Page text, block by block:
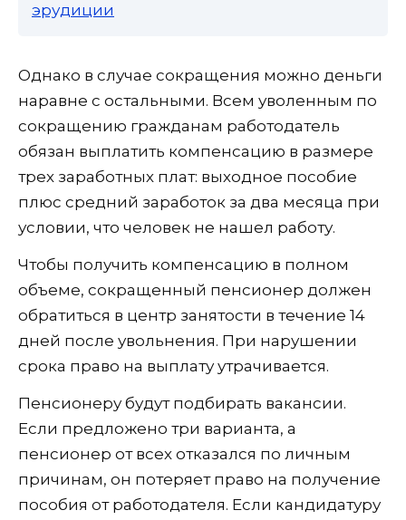
эрудиции
Однако в случае сокращения можно деньги
наравне с остальными. Всем уволенным по
сокращению гражданам работодатель
обязан выплатить компенсацию в размере
трех заработных плат: выходное пособие
плюс средний заработок за два месяца при
условии, что человек не нашел работу.
Чтобы получить компенсацию в полном
объеме, сокращенный пенсионер должен
обратиться в центр занятости в течение 14
дней после увольнения. При нарушении
срока право на выплату утрачивается.
Пенсионеру будут подбирать вакансии.
Если предложено три варианта, а
пенсионер от всех отказался по личным
причинам, он потеряет право на получение
пособия от работодателя. Если кандидатуру